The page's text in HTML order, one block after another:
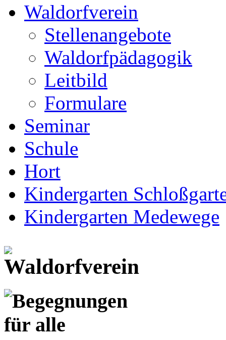
Waldorfverein
Stellenangebote
Waldorfpädagogik
Leitbild
Formulare
Seminar
Schule
Hort
Kindergarten
Kindergarten Medewege